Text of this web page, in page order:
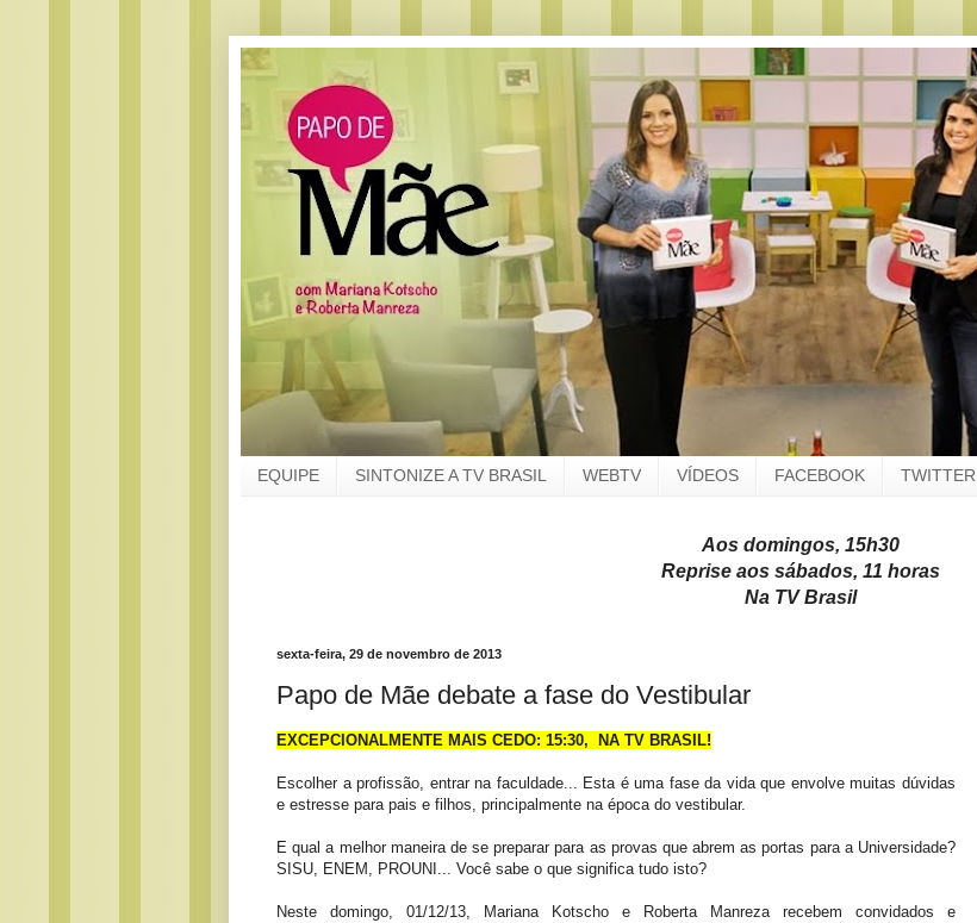
EQUIPE SINTONIZE A TV BRASIL WEBTV VÍDEOS FACEBOOK TWITTER
Aos domingos, 15h30
Reprise aos sábados, 11 horas
Na TV Brasil
sexta-feira, 29 de novembro de 2013
Papo de Mãe debate a fase do Vestibular
EXCEPCIONALMENTE MAIS CEDO: 15:30, NA TV BRASIL!
Escolher a profissão, entrar na faculdade... Esta é uma fase da vida que envolve muitas dúvidas
e estresse para pais e filhos, principalmente na época do vestibular.
E qual a melhor maneira de se preparar para as provas que abrem as portas para a Universidade?
SISU, ENEM, PROUNI... Você sabe o que significa tudo isto?
Neste domingo, 01/12/13, Mariana Kotscho e Roberta Manreza recebem convidados e